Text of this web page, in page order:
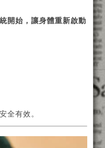
開始，讓身體重新啟動
全有效。